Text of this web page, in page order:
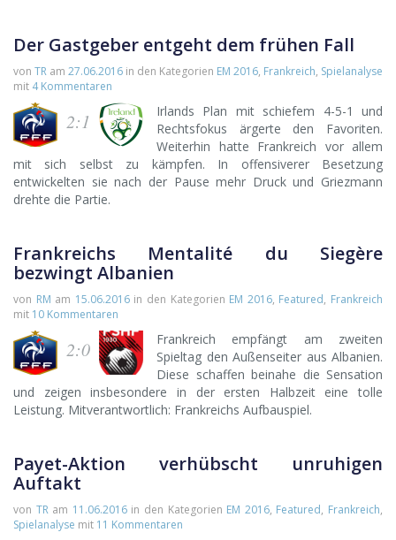
Der Gastgeber entgeht dem frühen Fall
von TR am 27.06.2016 in den Kategorien EM 2016, Frankreich, Spielanalyse
mit 4 Kommentaren
2:1
Irlands Plan mit schiefem 4-5-1 und
Rechtsfokus ärgerte den Favoriten.
Weiterhin hatte Frankreich vor allem
mit sich selbst zu kämpfen. In offensiverer Besetzung
entwickelten sie nach der Pause mehr Druck und Griezmann
drehte die Partie.
Frankreichs Mentalité du Siegère
bezwingt Albanien
von RM am 15.06.2016in den Kategorien EM 2016, Featured, Frankreich
mit 10 Kommentaren
2:0
Frankreich empfängt am zweiten
Spieltag den Außenseiter aus Albanien.
Diese schaffen beinahe die Sensation
und zeigen insbesondere in der ersten Halbzeit eine tolle
Leistung. Mitverantwortlich: Frankreichs Aufbauspiel.
Payet-Aktion verhübscht unruhigen
Auftakt
von TRam 11.06.2016in den Kategorien EM 2016, Featured, Frankreich,
Spielanalyse mit 11 Kommentaren